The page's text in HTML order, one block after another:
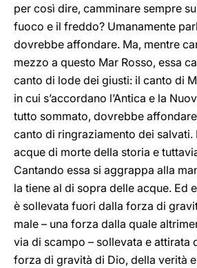
per così dire, camminare sempre
fuoco e il freddo? Umanamente
dovrebbe affondare. Ma, mentre
mezzo a questo Mar Rosso, essa
canto di lode dei giusti: il canto di
in cui s’accordano l’Antica e la
tutto sommato, dovrebbe
canto di ringraziamento dei salvati.
acque di morte della storia e
Cantando essa si aggrappa alla
la tiene al di sopra delle acque. Ed
è sollevata fuori dalla forza di
male – una forza dalla quale
via di scampo – sollevata e attirata
forza di gravità di Dio, della verità e